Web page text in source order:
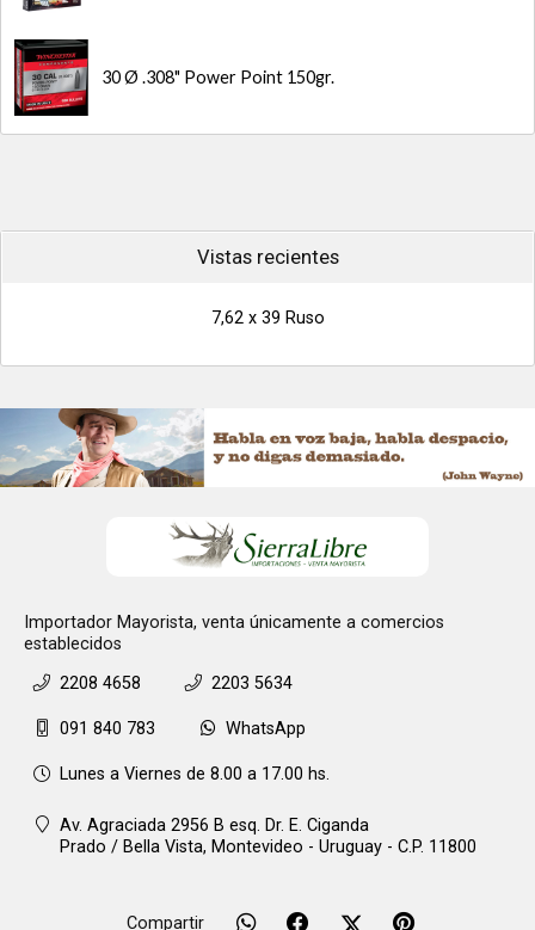
30 Ø .308" Power Point 150gr.
Vistas recientes
7,62 x 39 Ruso
Importador Mayorista, venta únicamente a comercios
establecidos
2208 4658
2203 5634
091 840 783 WhatsApp
Lunes a Viernes de 8.00 a 17.00 hs.
Av. Agraciada 2956 B esq. Dr. E. Ciganda
Prado / Bella Vista, Montevideo - Uruguay - C.P. 11800
Compartir